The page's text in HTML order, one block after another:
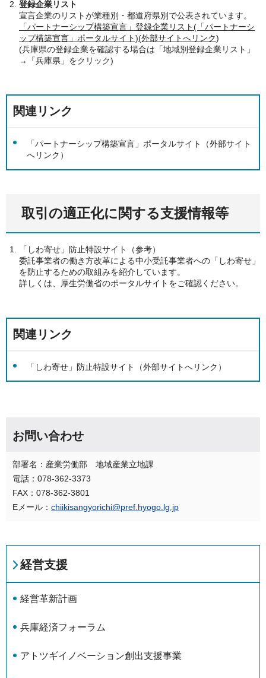
登録企業リスト
宣言企業のリストが業種別・都道府県別で公表されています。
「パートナーシップ構築宣言」登録企業リスト(「パートナーシ
ップ構築宣言」ポータルサイト)(外部サイトへリンク)
(兵庫県の登録企業を確認する場合は「地域別登録企業リスト」
→「兵庫県」をクリック)
関連リンク
「パートナーシップ構築宣言」ポータルサイト（外部サイト
へリンク）
取引の適正化に関する支援情報等
「しわ寄せ」防止特設サイト（参考）
委託事業者の働き方改革による中小受託事業者への「しわ寄せ」
を防止するための取組みを紹介しています。
詳しくは、厚生労働省のポータルサイトをご確認ください。
関連リンク
「しわ寄せ」防止特設サイト（外部サイトへリンク）
お問い合わせ
部署名：産業労働部 地域産業立地課
電話：078-362-3373
FAX：078-362-3801
Eメール： chiikisangyorichi@pref.hyogo.lg.jp
経営支援
経営革新計画
兵庫経済フォーラム
アトツギイノベーション創出支援事業